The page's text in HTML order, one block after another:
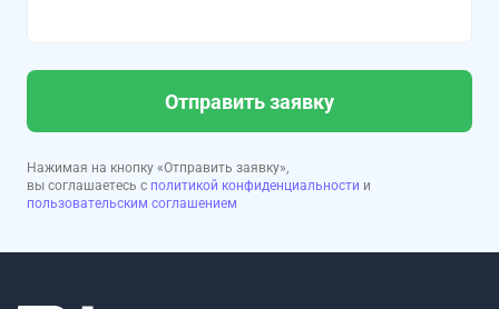
Отправить заявку
Нажимая на кнопку «Отправить заявку»,
вы соглашаетесь с политикой конфиденциальности и
пользовательским соглашением